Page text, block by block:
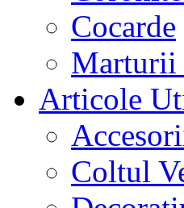
Cocarde
Marturii
Articole
Coltul